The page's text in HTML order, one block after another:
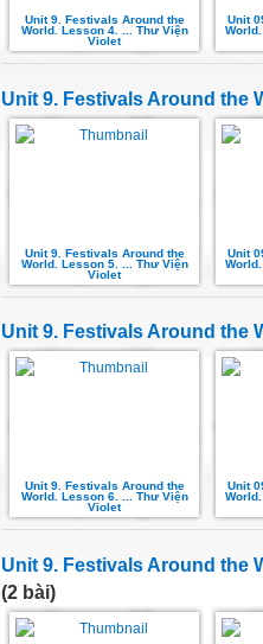
Unit 9. Festivals Around the
World. Lesson 4. ... Thư Viện
Violet
Unit
Unit 9. Festivals Around the
Unit 9. Festivals Around the
World. Lesson 5. ... Thư Viện
Violet
Unit
Unit 9. Festivals Around the
Unit 9. Festivals Around the
World. Lesson 6. ... Thư Viện
Violet
Unit
Unit 9. Festivals Around the
(2 bài)